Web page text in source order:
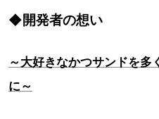
◆開発者の想い
～大好きなかつサンドを多
に～